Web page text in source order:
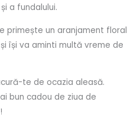
a fundalului.
primește un aranjament floral
își va aminti multă vreme de
te de ocazia aleasă.
bun cadou de ziua de